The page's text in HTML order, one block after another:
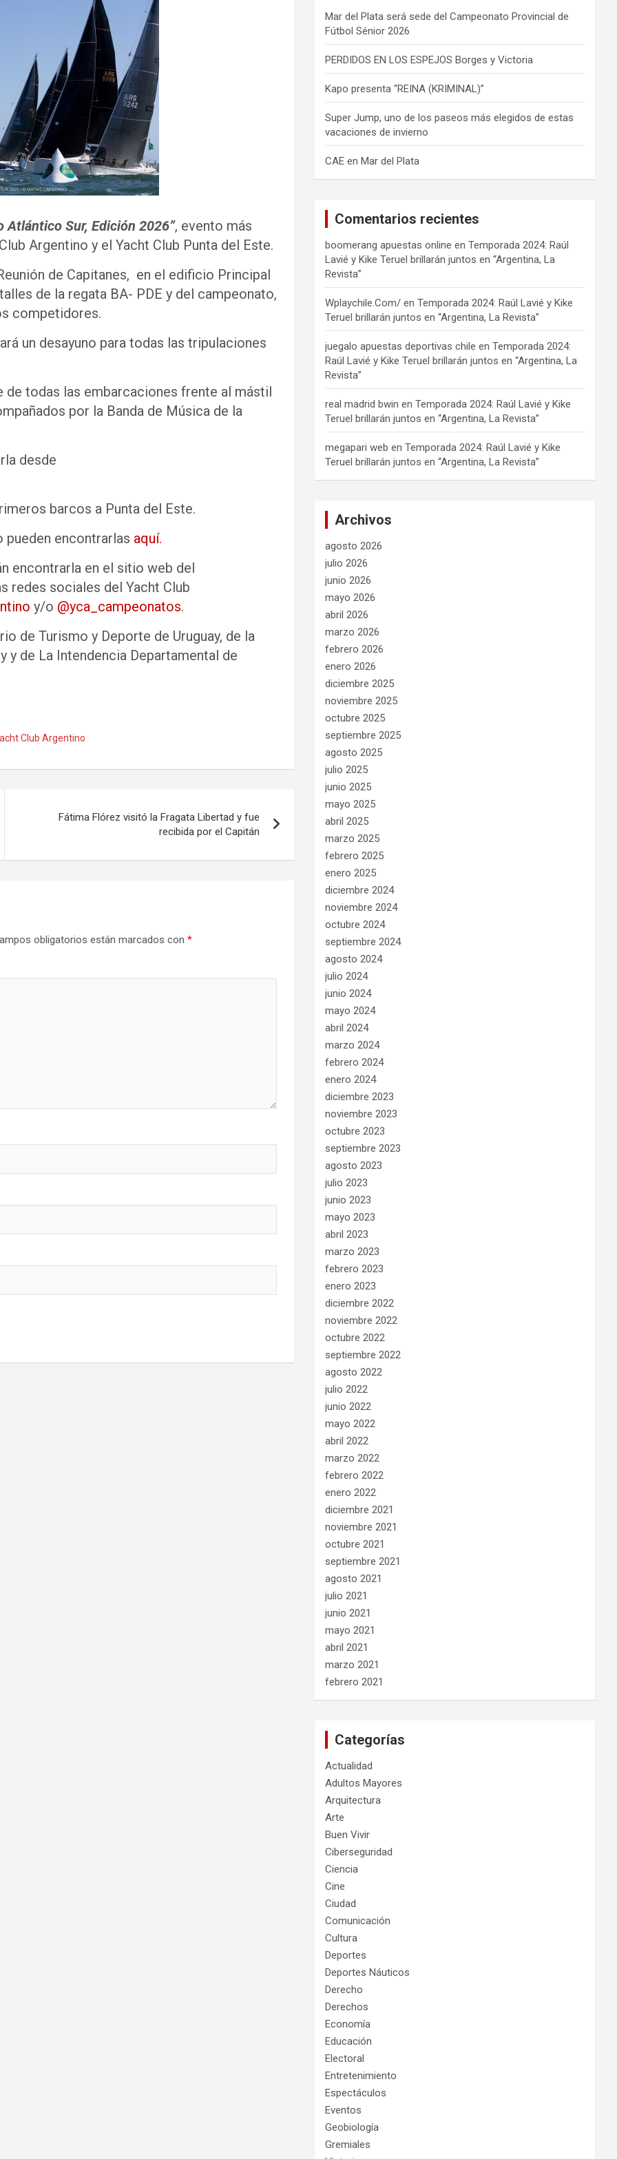
Atlántico Sur, Edición 2026”, evento más
Argentino y el Yacht Club Punta del Este.
de Capitanes, en el edificio Principal
de la regata BA- PDE y del campeonato,
competidores.
un desayuno para todas las tripulaciones
de todas las embarcaciones frente al mástil
por la Banda de Música de la
desde
barcos a Punta del Este.
pueden encontrarlas aquí.
encontrarla en el sitio web del
redes sociales del Yacht Club
y/o @yca_campeonatos.
de Turismo y Deporte de Uruguay, de la
y de La Intendencia Departamental de
Club Argentino
Fátima Flórez visitó la Fragata Libertad y fue
recibida por el Capitán
obligatorios están marcados con *
Mar del Plata será sede del Campeonato Provincial de
Fútbol Sénior 2026
PERDIDOS EN LOS ESPEJOS Borges y Victoria
Kapo presenta “REINA (KRIMINAL)”
Super Jump, uno de los paseos más elegidos de estas
vacaciones de invierno
CAE en Mar del Plata
Comentarios recientes
boomerang apuestas online enTemporada 2024: Raúl
Lavié y Kike Teruel brillarán juntos en “Argentina, La
Revista”
Wplaychile.Com/ enTemporada 2024: Raúl Lavié y Kike
Teruel brillarán juntos en “Argentina, La Revista”
juegalo apuestas deportivas chile enTemporada 2024:
Raúl Lavié y Kike Teruel brillarán juntos en “Argentina, La
Revista”
real madrid bwin enTemporada 2024: Raúl Lavié y Kike
Teruel brillarán juntos en “Argentina, La Revista”
megapari web enTemporada 2024: Raúl Lavié y Kike
Teruel brillarán juntos en “Argentina, La Revista”
Archivos
agosto 2026
julio 2026
junio 2026
mayo 2026
abril 2026
marzo 2026
febrero 2026
enero 2026
diciembre 2025
noviembre 2025
octubre 2025
septiembre 2025
agosto 2025
julio 2025
junio 2025
mayo 2025
abril 2025
marzo 2025
febrero 2025
enero 2025
diciembre 2024
noviembre 2024
octubre 2024
septiembre 2024
agosto 2024
julio 2024
junio 2024
mayo 2024
abril 2024
marzo 2024
febrero 2024
enero 2024
diciembre 2023
noviembre 2023
octubre 2023
septiembre 2023
agosto 2023
julio 2023
junio 2023
mayo 2023
abril 2023
marzo 2023
febrero 2023
enero 2023
diciembre 2022
noviembre 2022
octubre 2022
septiembre 2022
agosto 2022
julio 2022
junio 2022
mayo 2022
abril 2022
marzo 2022
febrero 2022
enero 2022
diciembre 2021
noviembre 2021
octubre 2021
septiembre 2021
agosto 2021
julio 2021
junio 2021
mayo 2021
abril 2021
marzo 2021
febrero 2021
Categorías
Actualidad
Adultos Mayores
Arquitectura
Arte
Buen Vivir
Ciberseguridad
Ciencia
Cine
Ciudad
Comunicación
Cultura
Deportes
Deportes Náuticos
Derecho
Derechos
Economía
Educación
Electoral
Entretenimiento
Espectáculos
Eventos
Geobiología
Gremiales